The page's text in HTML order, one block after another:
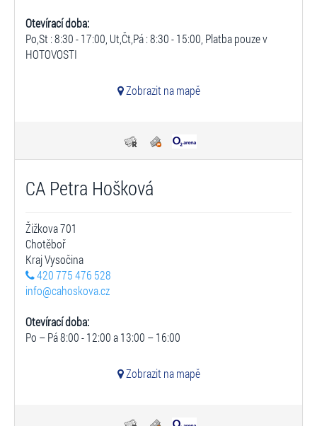
Otevírací doba:
Po,St : 8:30 - 17:00, Ut,Čt,Pá : 8:30 - 15:00, Platba pouze v
HOTOVOSTI
Zobrazit na mapě
CA Petra Hošková
Žižkova 701
Chotěboř
Kraj Vysočina
420 775 476 528
info@cahoskova.cz
Otevírací doba:
Po – Pá 8:00 - 12:00 a 13:00 – 16:00
Zobrazit na mapě